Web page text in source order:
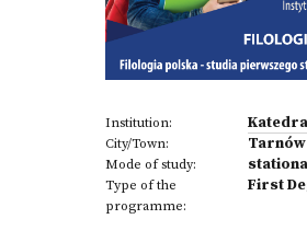
Institution:
City/Town: Tarnów
Mode of study:
Type of the
programme:
First